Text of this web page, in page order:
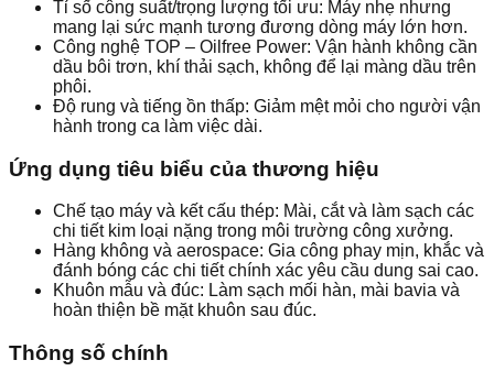
Tỉ số công suất/trọng lượng tối ưu: Máy nhẹ nhưng
mang lại sức mạnh tương đương dòng máy lớn hơn.
Công nghệ TOP – Oilfree Power: Vận hành không cần
dầu bôi trơn, khí thải sạch, không để lại màng dầu trên
phôi.
Độ rung và tiếng ồn thấp: Giảm mệt mỏi cho người vận
hành trong ca làm việc dài.
Ứng dụng tiêu biểu của thương hiệu
Chế tạo máy và kết cấu thép: Mài, cắt và làm sạch các
chi tiết kim loại nặng trong môi trường công xưởng.
Hàng không và aerospace: Gia công phay mịn, khắc và
đánh bóng các chi tiết chính xác yêu cầu dung sai cao.
Khuôn mẫu và đúc: Làm sạch mối hàn, mài bavia và
hoàn thiện bề mặt khuôn sau đúc.
Thông số chính